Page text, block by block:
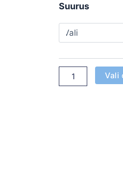
Suurus
ELKA
sinine/oranz
kogus
Vali